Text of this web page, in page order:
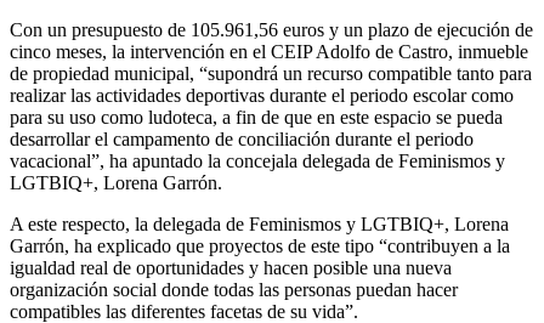
Con un presupuesto de 105.961,56 euros y un plazo de ejecución de
cinco meses, la intervención en el CEIP Adolfo de Castro, inmueble
de propiedad municipal, “supondrá un recurso compatible tanto para
realizar las actividades deportivas durante el periodo escolar como
para su uso como ludoteca, a fin de que en este espacio se pueda
desarrollar el campamento de conciliación durante el periodo
vacacional”, ha apuntado la concejala delegada de Feminismos y
LGTBIQ+, Lorena Garrón.
A este respecto, la delegada de Feminismos y LGTBIQ+, Lorena
Garrón, ha explicado que proyectos de este tipo “contribuyen a la
igualdad real de oportunidades y hacen posible una nueva
organización social donde todas las personas puedan hacer
compatibles las diferentes facetas de su vida”.